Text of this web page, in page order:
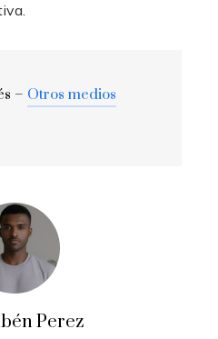
– Otros medios
Perez